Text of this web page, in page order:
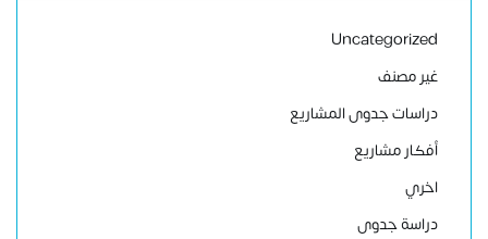
Uncategorized
غير مصنف
دراسات جدوى المشاريع
أفكار مشاريع
اخري
دراسة جدوى